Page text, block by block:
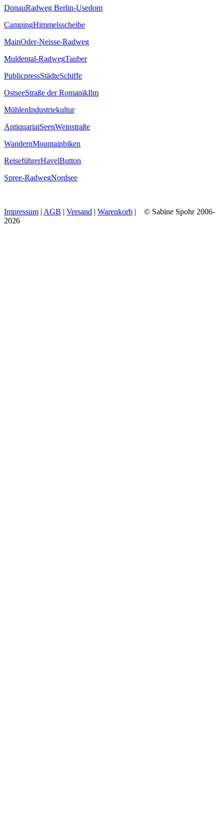
DonauRadweg Berlin-Usedom
CampingHimmelsscheibe
MainOder-Neisse-Radweg
Muldental-RadwegTauber
PublicpressStädteSchiffe
OstseeStraße der RomanikIlm
MühlenIndustriekultur
AntiquariatSeenWeinstraße
WandernMountainbiken
ReiseführerHavelButton
Spree-RadwegNordsee
Impressum | AGB | Versand | Warenkorb | © Sabine Spohr 2006-
2026